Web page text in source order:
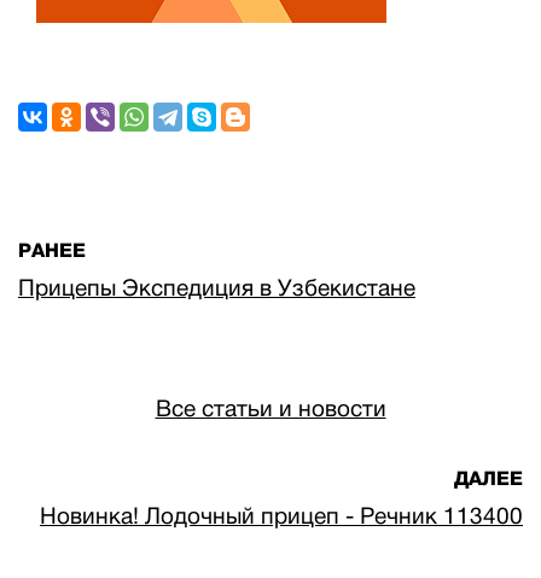
РАНЕЕ
Прицепы Экспедиция в Узбекистане
Все статьи и новости
ДАЛЕЕ
Новинка! Лодочный прицеп - Речник 113400